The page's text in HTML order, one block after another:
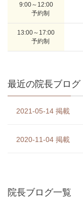
9:00～12:00
予約制
13:00～17:00
予約制
最近の院長ブログ
2021-05-14
2020-11-04
院長ブログ一覧